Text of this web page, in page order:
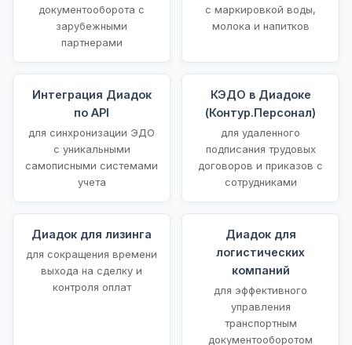
документооборота с
зарубежными
партнерами
с маркировкой воды,
молока и напитков
Интеграция Диадок
по API
для синхронизации ЭДО
с уникальными
самописными системами
учета
КЭДО в Диадоке
(Контур.Персонал)
для удаленного
подписания трудовых
договоров и приказов с
сотрудниками
Диадок для лизинга
для сокращения времени
выхода на сделку и
контроля оплат
Диадок для
логистических
компаний
для эффективного
управления
транспортным
документооборотом